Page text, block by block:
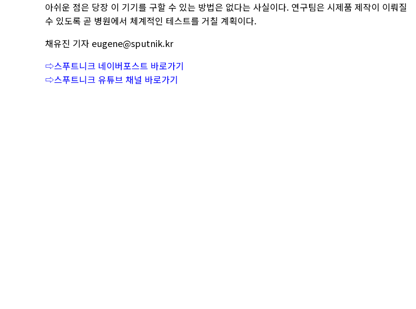
아쉬운 점은 당장 이 기기를 구할 수 있는 방법은 없다는 사실이다. 연구팀은 시제품 제작이 이뤄질
수 있도록 곧 병원에서 체계적인 테스트를 거칠 계획이다.
채유진 기자 eugene@sputnik.kr
⇨스푸트니크 네이버포스트 바로가기
⇨스푸트니크 유튜브 채널 바로가기